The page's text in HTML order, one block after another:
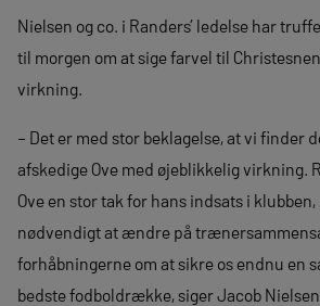
Nielsen og co. i Randers’ ledelse har
til morgen om at sige farvel til
virkning.
– Det er med stor beklagelse, at vi finder
afskedige Ove med øjeblikkelig virkning.
Ove en stor tak for hans indsats i
nødvendigt at ændre på
forhåbningerne om at sikre os endnu en
bedste fodboldrække, siger Jacob